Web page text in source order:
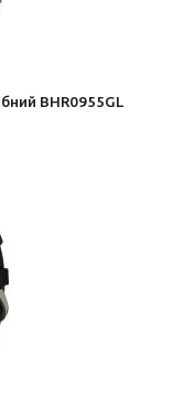
BHR0955GL